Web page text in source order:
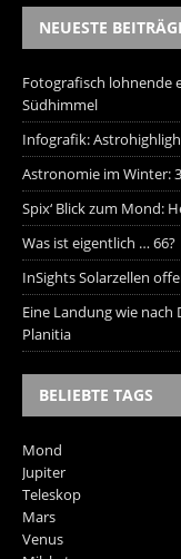
NEUESTE
Fotografisch lohnende
Südhimmel
Infografik:
Astronomie im Winter:
Spix‘ Blick zum Mond:
Was ist eigentlich … 66?
InSights Solarzellen
Eine Landung wie
Planitia
BELIEBTE TAGS
Mond
Jupiter
Teleskop
Mars
Venus